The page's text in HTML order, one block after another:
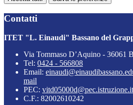
Contatti
ITET "L. Einaudi" Bassano del
Via Tommaso D’Aquino - 36061
Tel: 0424 - 566808
Email:
mail
PEC: vitd05000d@pec.istruzione.it
C.F.: 82002610242